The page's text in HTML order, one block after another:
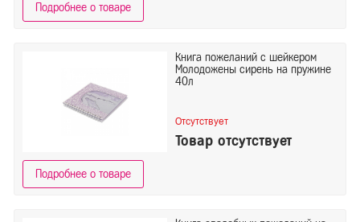
Подробнее о товаре
Книга пожеланий с шейкером
Молодожены сирень на пружине
40л
Отсутствует
Товар отсутствует
Подробнее о товаре